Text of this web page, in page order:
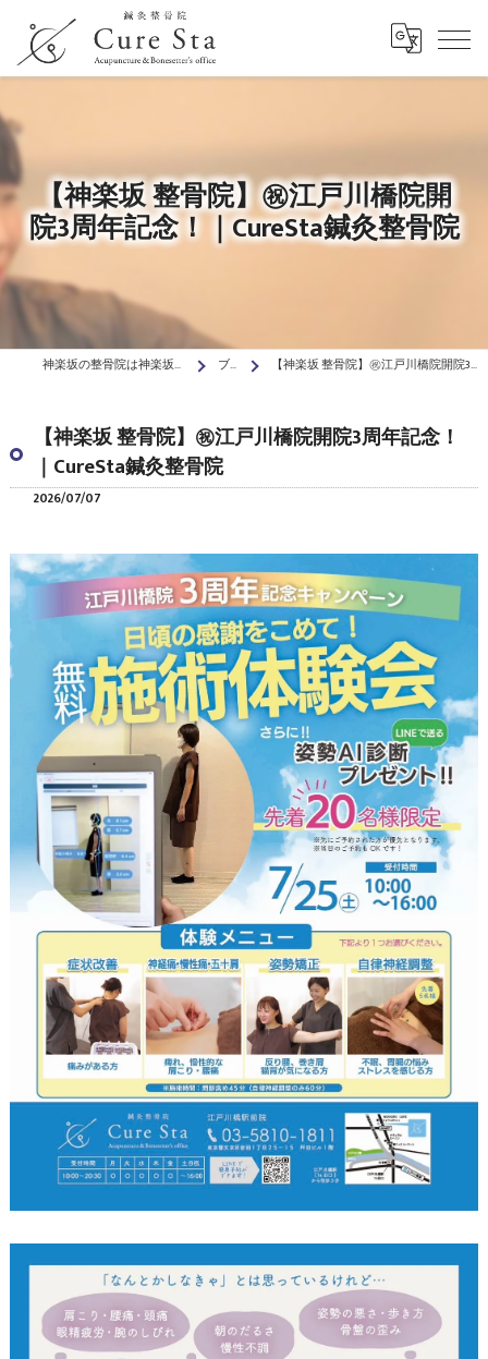
【神楽坂 整骨院】㊗️江戸川橋院開
院3周年記念！｜CureSta鍼灸整骨院
神楽坂の整骨院は神楽坂駅前Cure Sta鍼灸整骨院 ブログ 【神楽坂 整骨院】㊗️江戸川橋院開院3周年記念！｜CureSta鍼灸整骨院
【神楽坂 整骨院】㊗️江戸川橋院開院3周年記念！
｜CureSta鍼灸整骨院
2026/07/07